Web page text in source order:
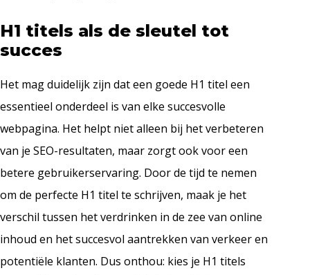
H1 titels als de sleutel tot
succes
Het mag duidelijk zijn dat een goede H1 titel een
essentieel onderdeel is van elke succesvolle
webpagina. Het helpt niet alleen bij het verbeteren
van je SEO-resultaten, maar zorgt ook voor een
betere gebruikerservaring. Door de tijd te nemen
om de perfecte H1 titel te schrijven, maak je het
verschil tussen het verdrinken in de zee van online
inhoud en het succesvol aantrekken van verkeer en
potentiële klanten. Dus onthou: kies je H1 titels